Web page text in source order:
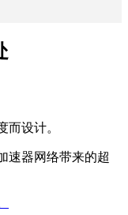
速器网络带来的超